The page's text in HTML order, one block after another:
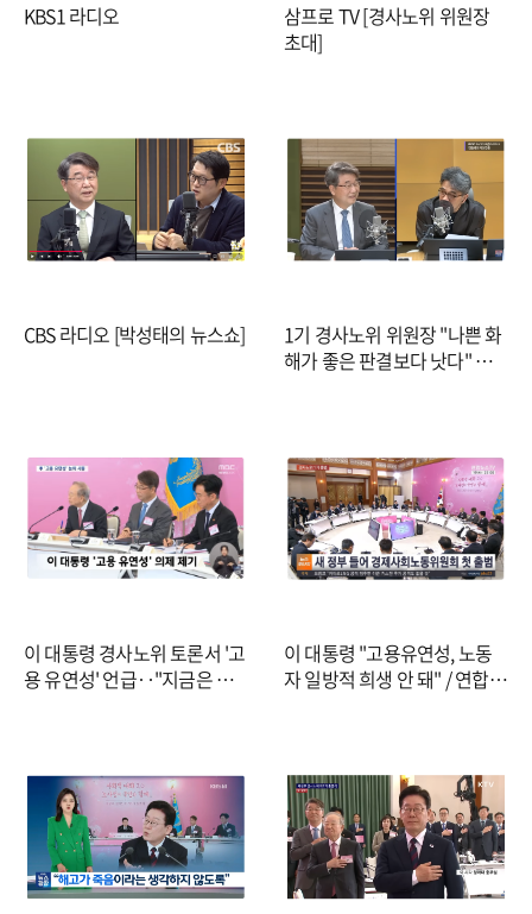
KBS1 라디오
삼프로 TV [경사노위 위원장
초대]
CBS 라디오 [박성태의 뉴스쇼]
1기 경사노위 위원장 "나쁜 화
해가 좋은 판결보다 낫다" 새
이 대통령 경사노위 토론서 '고
용 유연성' 언급‥"지금은 경
이 대통령 "고용유연성, 노동
자 일방적 희생 안 돼" / 연합뉴